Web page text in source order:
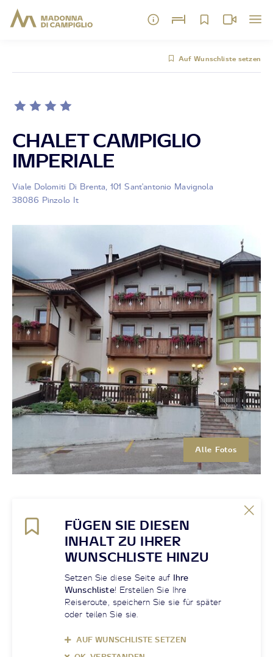
Auf Wunschliste setzen
CHALET CAMPIGLIO
IMPERIALE
Viale Dolomiti Di Brenta, 101 Sant'antonio Mavignola
38086 Pinzolo It
Alle Fotos
FÜGEN SIE DIESEN
INHALT ZU IHRER
WUNSCHLISTE HINZU
Setzen Sie diese Seite auf Ihre
Wunschliste! Erstellen Sie Ihre
Reiseroute, speichern Sie sie für später
oder teilen Sie sie.
AUF WUNSCHLISTE SETZEN